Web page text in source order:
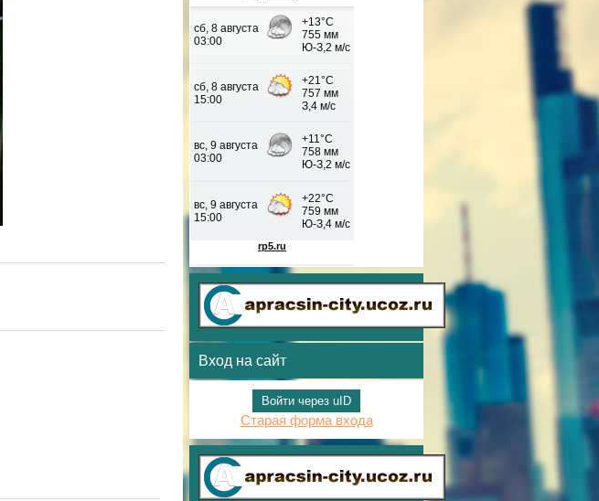
Вход на сайт
Войти через uID
Старая форма входа